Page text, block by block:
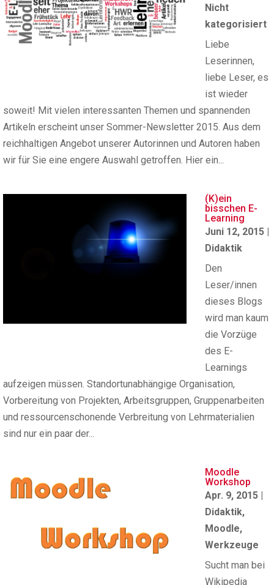
Nicht
kategorisiert
Liebe
Leserinnen,
liebe Leser, es
ist wieder
soweit! Mit vielen interessanten Themen und spannenden
Artikeln erscheint unser Sommer-Newsletter 2015. Aus dem
reichhaltigen Angebot unserer Autorinnen und Autoren haben
wir für Sie eine engere Auswahl getroffen. Hier ein...
(K)ein
bisschen E-
Learning
Juni 12, 2015 |
Didaktik
Den
Leser/innen
dieses Blogs
wird man kaum
die Vorzüge
des E-
Learnings
aufzeigen müssen. Standortunabhängige Organisation,
Vorbereitung von Projekten, Arbeitsgruppen, Gruppenarbeiten
und ressourcenschonende Verbreitung von Lehrmaterialien
sind nur ein paar der...
Moodle
Workshop
Apr. 9, 2015 |
Didaktik,
Moodle,
Werkzeuge
Sucht man bei
Wikipedia